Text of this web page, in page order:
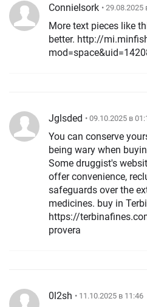
ConnieIsork • 29.08.2025
More text pieces like
better. http://
Jglsded • 09.10.2025 в
You can conserve
being wary when
Some druggist's
offer convenience,
safeguards over the
medicines. buy in
https://
provera
0l2sh • 11.10.2025 в 11:46